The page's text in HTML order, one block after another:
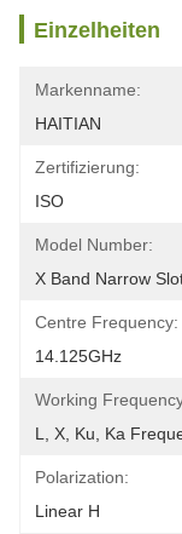
Einzelheiten
Markenname:
HAITIAN
Zertifizierung:
ISO
Model Number:
X Band Narrow
Centre Frequency:
14.125GHz
Working
L, X, Ku, Ka
Polarization:
Linear H